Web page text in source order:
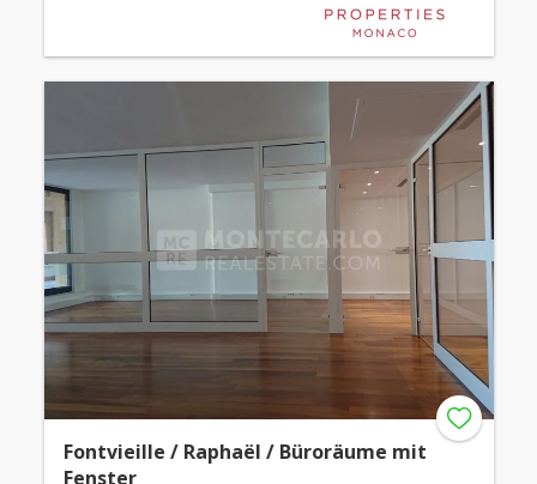
Fontvieille / Raphaël / Büroräume mit
Fenster